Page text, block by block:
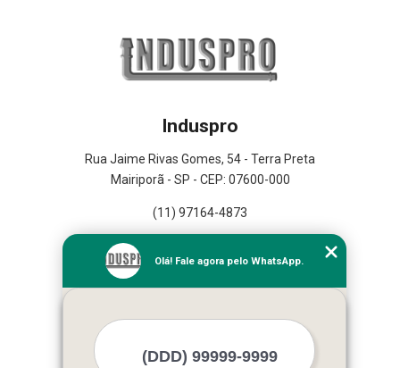
Induspro
Rua Jaime Rivas Gomes, 54 - Terra Preta
Mairiporã - SP - CEP: 07600-000
(11) 97164-4873
Empresa
Missão
Mapa do site
Olá! Fale agora pelo WhatsApp.